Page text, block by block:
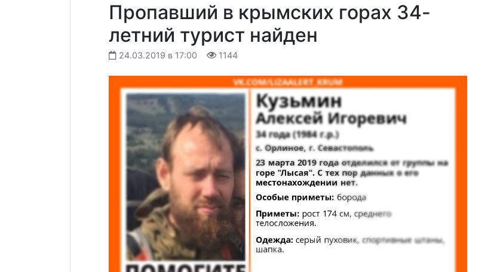
Пропавший в крымских горах 34-
летний турист найден
24.03.2019 в 17:00 1144